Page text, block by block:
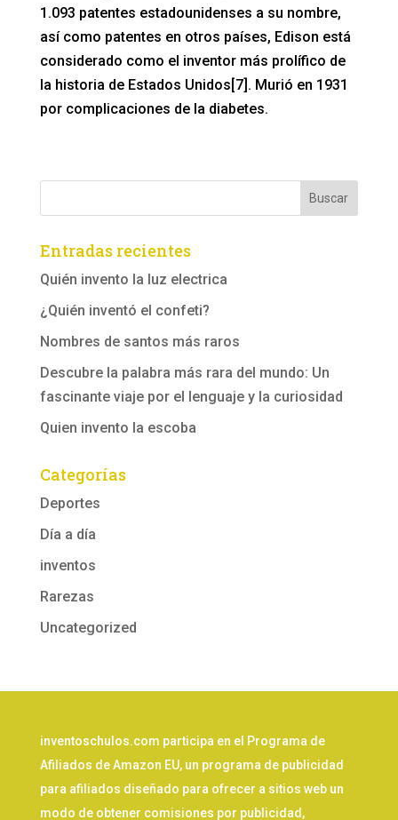
1.093 patentes estadounidenses a su nombre,
así como patentes en otros países, Edison está
considerado como el inventor más prolífico de
la historia de Estados Unidos[7]. Murió en 1931
por complicaciones de la diabetes.
Entradas recientes
Quién invento la luz electrica
¿Quién inventó el confeti?
Nombres de santos más raros
Descubre la palabra más rara del mundo: Un
fascinante viaje por el lenguaje y la curiosidad
Quien invento la escoba
Categorías
Deportes
Día a día
inventos
Rarezas
Uncategorized
inventoschulos.com participa en el Programa de
Afiliados de Amazon EU, un programa de publicidad
para afiliados diseñado para ofrecer a sitios web un
modo de obtener comisiones por publicidad,